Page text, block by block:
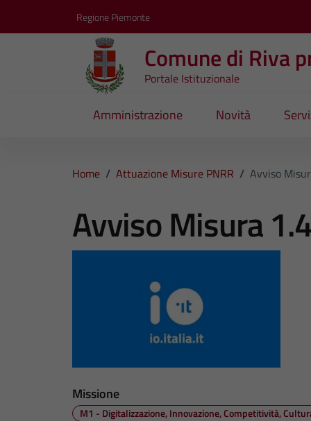
Regione Piemonte
Comune di Riva
Portale Istituzionale
Amministrazione Novità
Home / Attuazione Misure PNRR / Avviso
Avviso Misura
Missione
M1 - Digitalizzazione, Innovazione, Competitività,